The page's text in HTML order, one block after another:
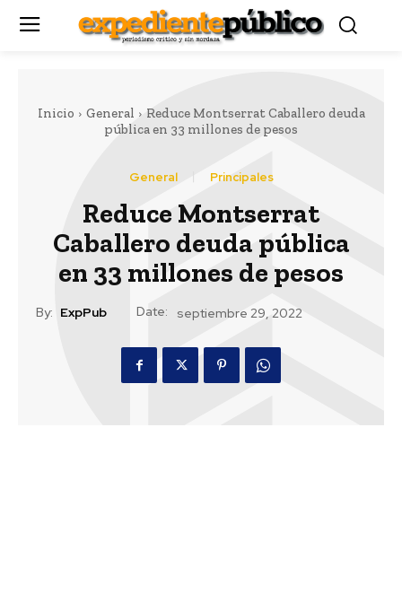
Inicio General
Reduce Montserrat Caballero deuda
pública en 33 millones de pesos
General Principales
Reduce Montserrat
Caballero deuda pública
en 33 millones de pesos
By: ExpPub Date: septiembre 29, 2022